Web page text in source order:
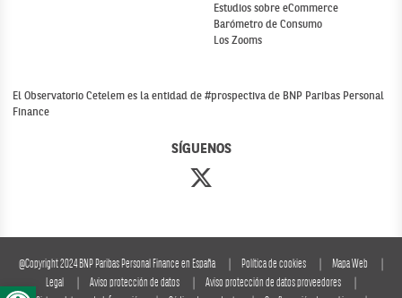
Abrir barra de herramientas
Estudios sobre eCommerce
Barómetro de Consumo
Los Zooms
SÍGUENOS
El Observatorio Cetelem es la entidad de #prospectiva de BNP Paribas Personal
Finance
@Copyright 2024 BNP Paribas Personal Finance en España Política de cookies
Mapa Web
Legal
Aviso protección de datos
Aviso protección de datos proveedores